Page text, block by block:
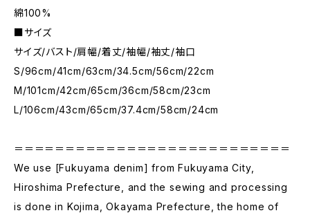
綿100%
■サイズ
サイズ/バスト/肩幅/着丈/袖幅/袖丈/袖口
S/96cm/41cm/63cm/34.5cm/56cm/22cm
M/101cm/42cm/65cm/36cm/58cm/23cm
L/106cm/43cm/65cm/37.4cm/58cm/24cm
＝＝＝＝＝＝＝＝＝＝＝＝＝＝＝＝＝＝＝＝＝＝＝＝＝＝＝
We use [Fukuyama denim] from Fukuyama City,
Hiroshima Prefecture, and the sewing and processing
is done in Kojima, Okayama Prefecture, the home of